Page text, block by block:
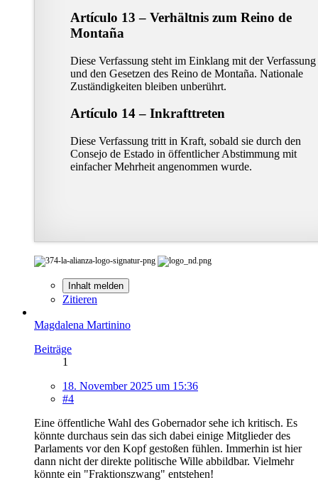
Artículo 13 – Verhältnis zum Reino de
Montaña
Diese Verfassung steht im Einklang mit der Verfassung
und den Gesetzen des Reino de Montaña. Nationale
Zuständigkeiten bleiben unberührt.
Artículo 14 – Inkrafttreten
Diese Verfassung tritt in Kraft, sobald sie durch den
Consejo de Estado in öffentlicher Abstimmung mit
einfacher Mehrheit angenommen wurde.
Inhalt melden
Zitieren
Magdalena Martinino
Beiträge
1
18. November 2025 um 15:36
#4
Eine öffentliche Wahl des Gobernador sehe ich kritisch. Es
könnte durchaus sein das sich dabei einige Mitglieder des
Parlaments vor den Kopf gestoßen fühlen. Immerhin ist hier
dann nicht der direkte politische Wille abbildbar. Vielmehr
könnte ein "Fraktionszwang" entstehen!